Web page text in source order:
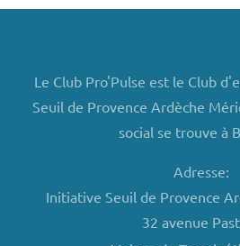
Le Club Pro'Pulse est le Club
Seuil de Provence Ardèche
social se trouve à
Adresse:
Initiative Seuil de Provence
32 avenue